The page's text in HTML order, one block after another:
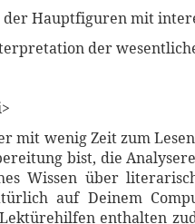
der Hauptfiguren mit
der
mit wenig Zeit zum
bist, die
Wissen über
auf Deinem
enthalten